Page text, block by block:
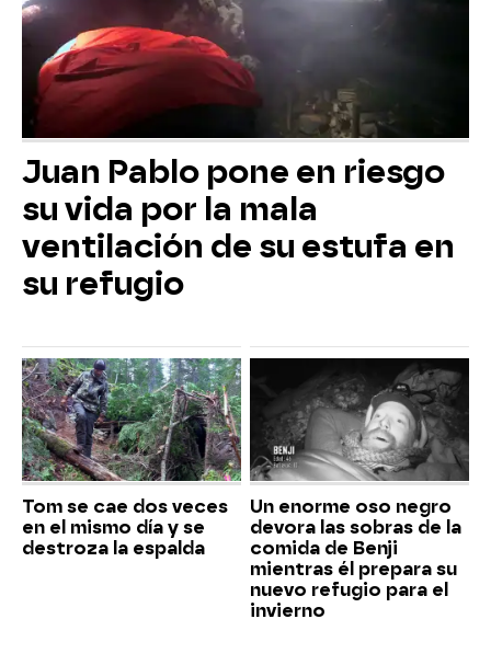
Juan Pablo pone en riesgo
su vida por la mala
ventilación de su estufa en
su refugio
Tom se cae dos veces
en el mismo día y se
destroza la espalda
Un enorme oso negro
devora las sobras de la
comida de Benji
mientras él prepara su
nuevo refugio para el
invierno